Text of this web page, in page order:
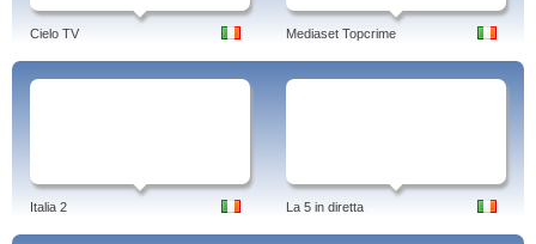
Cielo TV Mediaset Topcrime
Italia 2 La 5 in diretta